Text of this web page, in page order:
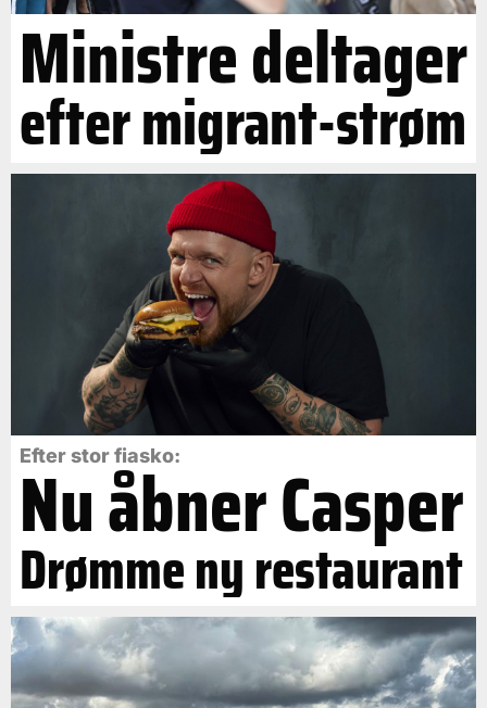
Ministre deltager
efter migrant-strøm
Efter stor fiasko:
Nu åbner Casper
Drømme ny restaurant